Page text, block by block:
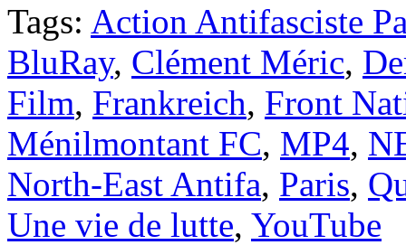
Tags: Action Antifasciste
BluRay, Clément Méric,
Film, Frankreich, Front
Ménilmontant FC, MP4,
North-East Antifa, Paris,
Une vie de lutte, YouTube